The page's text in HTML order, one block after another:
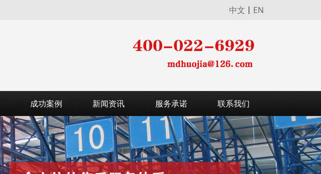
中文 丨 EN
成功案例 新闻资讯 服务承诺 联系我们